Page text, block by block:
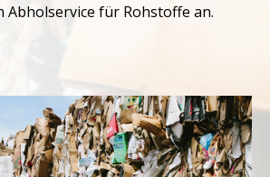
Abholservice für Rohstoffe an.